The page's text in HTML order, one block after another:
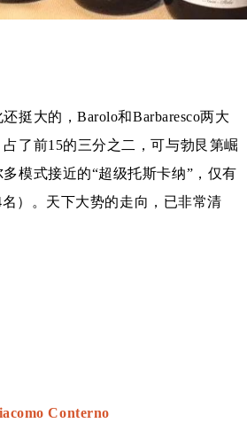
挺大的，Barolo和Barbaresco两大
了前15的三分之二，可与勃艮第崛
模式接近的“超级托斯卡纳”，仅有
名）。天下大势的走向，已非常清
Conterno